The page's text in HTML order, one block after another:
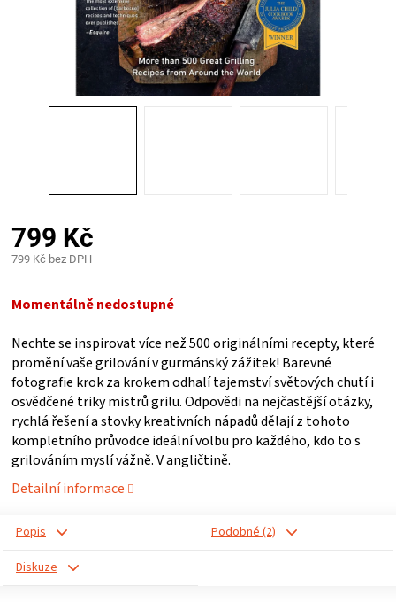
NÁDOBÍ
LODGE
LEDNICE
NA
ZRÁNÍ
MASA
KUCHYNĚ
799 Kč
799 Kč bez DPH
cena:
Momentálně nedostupné
Nechte se inspirovat více než 500 originálními recepty, které
promění vaše grilování v gurmánský zážitek! Barevné
fotografie krok za krokem odhalí tajemství světových chutí i
osvědčené triky mistrů grilu. Odpovědi na nejčastější otázky,
rychlá řešení a stovky kreativních nápadů dělají z tohoto
kompletního průvodce ideální volbu pro každého, kdo to s
grilováním myslí vážně. V angličtině.
Detailní informace
Popis
Podobné (2)
Diskuze